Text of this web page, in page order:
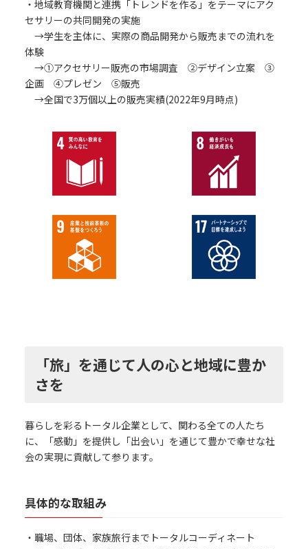
・地域教育機関と連携「トレンドを作る」をテーマにアク
セサリーの共同開発の実施
→学生を主体に、実際の商品開発から販売までの流れを
体験
→①アクセサリー販売の市場調査 ②デザイン立案 ③
企画 ④プレゼン ⑤販売
→全国で3万個以上の販売実績(2022年9月時点)
「旅」を通じて人の心と地域に豊か
さを
暮らしを彩るトータル企業として、関わる全ての人たち
に、「感動」を提供し「出会い」を通じて豊かで幸せな社
会の実現に貢献して参ります。
具体的な取組み
・職場、団体、家族旅行までトータルコーディネート